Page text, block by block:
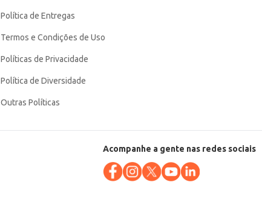
Política de Entregas
Termos e Condições de Uso
Políticas de Privacidade
Política de Diversidade
Outras Políticas
Acompanhe a gente nas redes sociais